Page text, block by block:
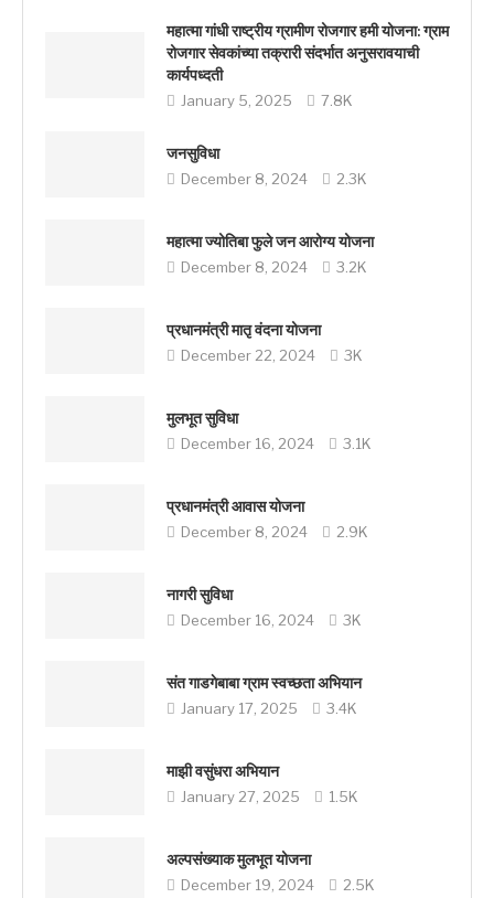
महात्मा गांधी राष्ट्रीय ग्रामीण रोजगार हमी योजना: ग्राम
रोजगार सेवकांच्या तक्रारी संदर्भात अनुसरावयाची
कार्यपध्दती
January 5, 2025 7.8K
जनसुविधा
December 8, 2024 2.3K
महात्मा ज्योतिबा फुले जन आरोग्य योजना
December 8, 2024 3.2K
प्रधानमंत्री मातृ वंदना योजना
December 22, 2024 3K
मुलभूत सुविधा
December 16, 2024 3.1K
प्रधानमंत्री आवास योजना
December 8, 2024 2.9K
नागरी सुविधा
December 16, 2024 3K
संत गाडगेबाबा ग्राम स्वच्छता अभियान
January 17, 2025 3.4K
माझी वसुंधरा अभियान
January 27, 2025 1.5K
अल्पसंख्याक मुलभूत योजना
December 19, 2024 2.5K